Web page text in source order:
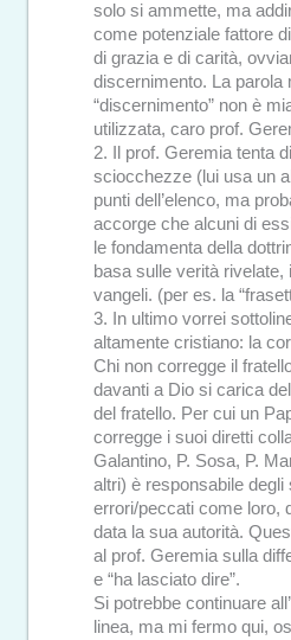
solo si ammette, ma
come potenziale fattore
di grazia e di carità,
discernimento. La parola
“discernimento” non è
utilizzata, caro prof.
2. Il prof. Geremia tenta
sciocchezze (lui usa un
punti dell’elenco, ma
accorge che alcuni di
le fondamenta della
basa sulle verità rivelate,
vangeli. (per es. la
3. In ultimo vorrei
altamente cristiano: la
Chi non corregge il
davanti a Dio si carica
del fratello. Per cui un
corregge i suoi diretti
Galantino, P. Sosa, P.
altri) è responsabile degli
errori/peccati come loro,
data la sua autorità.
al prof. Geremia sulla
e “ha lasciato dire”.
Si potrebbe continuare
linea, ma mi fermo qui,